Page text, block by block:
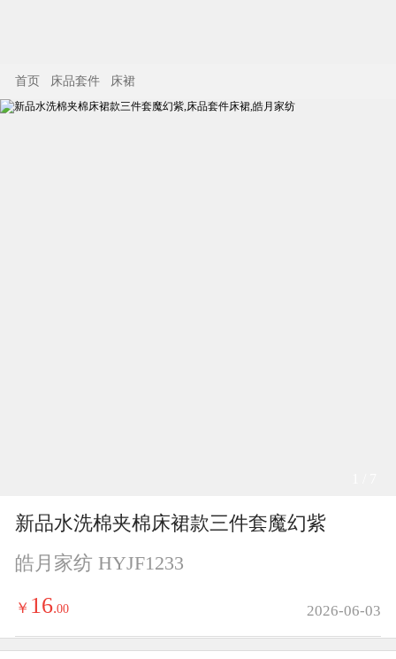
首页 床品套件 床裙
新品水洗棉夹棉床裙款三件套魔幻紫
皓月家纺 HYJF1233
￥ 16.00 2026-06-03